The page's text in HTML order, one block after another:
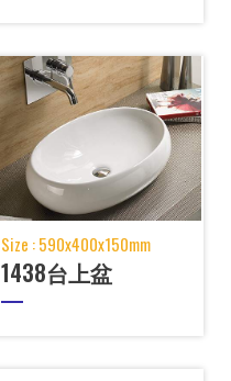
Size : 590x400x150mm
1438台上盆